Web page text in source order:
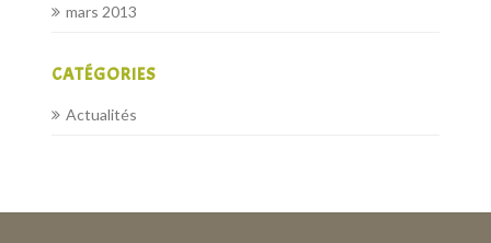
mars 2013
CATÉGORIES
Actualités